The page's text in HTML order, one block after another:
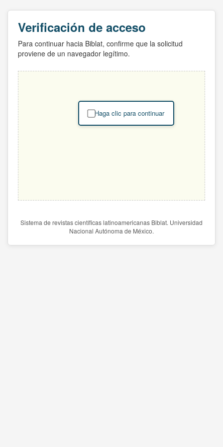
Verificación de acceso
Para continuar hacia Biblat, confirme que la solicitud
proviene de un navegador legítimo.
Haga clic para continuar
Sistema de revistas científicas latinoamericanas Biblat. Universidad
Nacional Autónoma de México.